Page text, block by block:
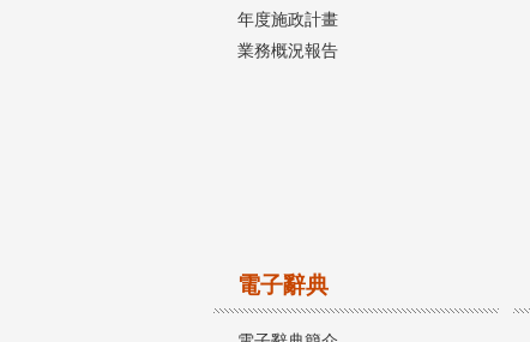
年度施政計畫
業務概況報告
電子辭典